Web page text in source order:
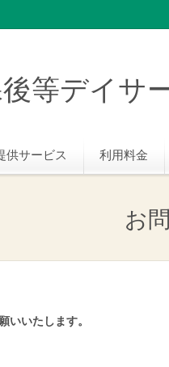
等デイサ
供サービス 利用料金
お
いいたします。